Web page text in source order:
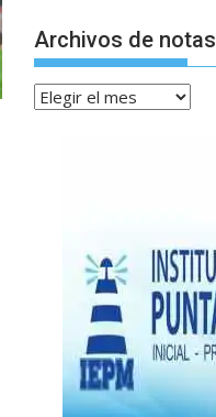
Archivos de notas
Archivos